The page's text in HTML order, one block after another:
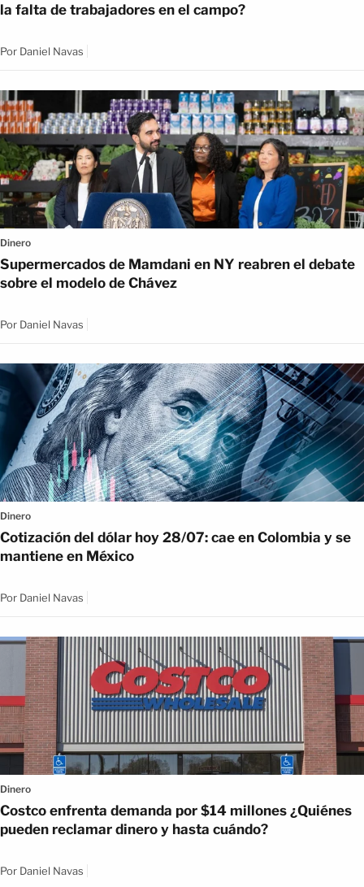
la falta de trabajadores en el campo?
Por Daniel Navas
Dinero
Supermercados de Mamdani en NY reabren el debate
sobre el modelo de Chávez
Por Daniel Navas
Dinero
Cotización del dólar hoy 28/07: cae en Colombia y se
mantiene en México
Por Daniel Navas
Dinero
Costco enfrenta demanda por $14 millones ¿Quiénes
pueden reclamar dinero y hasta cuándo?
Por Daniel Navas